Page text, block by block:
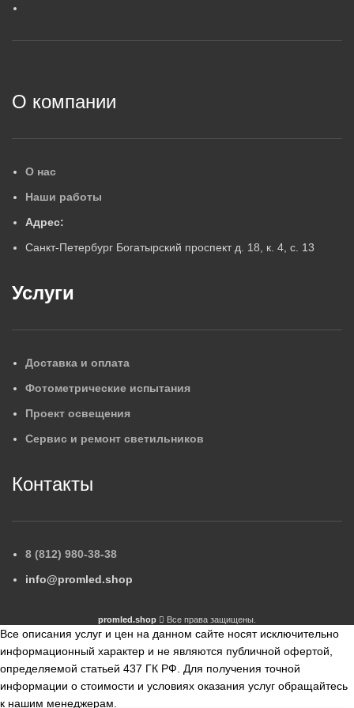
2
О компании
О нас
Наши работы
Адрес:
Санкт-Петербург Богатырский проспект д. 18, к. 4, с. 13
Услуги
Доставка и оплата
Фотометрические испытания
Проект освещения
Сервис и ремонт светильников
Контакты
8 (812) 980-38-38
info@promled.shop
promled.shop Все права защищены.
Все описания услуг и цен на данном сайте носят исключительно
информационный характер и не являются публичной офертой,
определяемой статьей 437 ГК РФ. Для получения точной
информации о стоимости и условиях оказания услуг обращайтесь
к нашим менеджерам.